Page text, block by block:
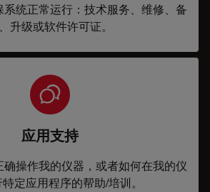
统正常运行：技术服务、维修、备
升级或软件许可证。
应用支持
操作我的仪器，或者如何在我的仪
定应用程序的帮助/培训。